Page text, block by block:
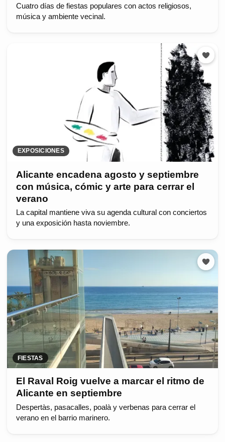
Cuatro días de fiestas populares con actos religiosos,
música y ambiente vecinal.
EXPOSICIONES
Alicante encadena agosto y septiembre
con música, cómic y arte para cerrar el
verano
La capital mantiene viva su agenda cultural con conciertos
y una exposición hasta noviembre.
FIESTAS
El Raval Roig vuelve a marcar el ritmo de
Alicante en septiembre
Despertàs, pasacalles, poalà y verbenas para cerrar el
verano en el barrio marinero.